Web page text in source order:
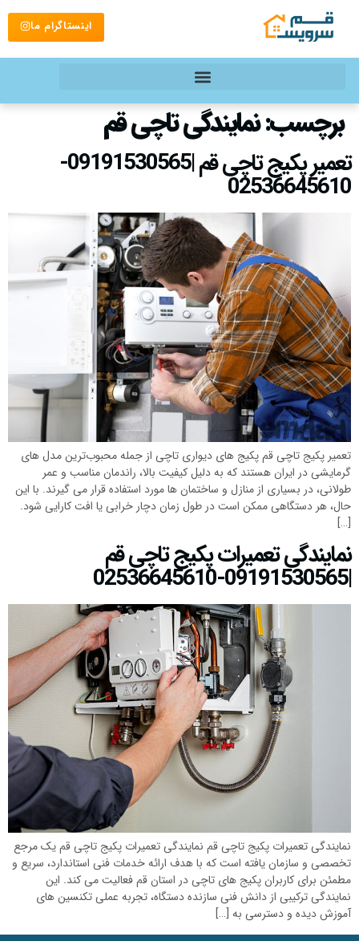
اینستاگرام ما
برچسب:نمایندگی تاچی قم
تعمیر پکیج تاچی قم |09191530565-
02536645610
تعمیر پکیج تاچی قم پکیج‌ های دیواری تاچی از جمله محبوب‌ترین مدل‌ های
گرمایشی در ایران هستند که به دلیل کیفیت بالا، راندمان مناسب و عمر
طولانی، در بسیاری از منازل و ساختمان‌ ها مورد استفاده قرار می‌ گیرند. با این
حال، هر دستگاهی ممکن است در طول زمان دچار خرابی یا افت کارایی شود.
[…]
نمایندگی تعمیرات پکیج تاچی قم
|09191530565-02536645610
نمایندگی تعمیرات پکیج تاچی قم نمایندگی تعمیرات پکیج تاچی قم یک مرجع
تخصصی و سازمان یافته است که با هدف ارائه خدمات فنی استاندارد، سریع و
مطمئن برای کاربران پکیج های تاچی در استان قم فعالیت می کند. این
نمایندگی ترکیبی از دانش فنی سازنده دستگاه، تجربه عملی تکنسین های
آموزش دیده و دسترسی به […]